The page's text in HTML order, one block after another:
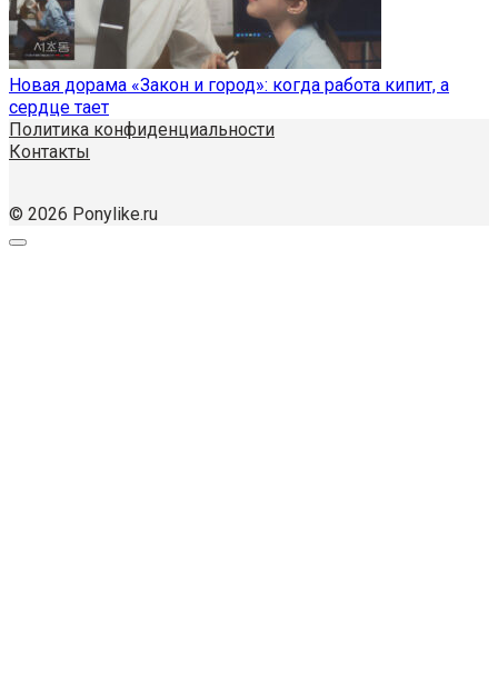
Новая дорама «Закон и город»: когда работа кипит, а
сердце тает
Политика конфиденциальности
Контакты
© 2026 Ponylike.ru